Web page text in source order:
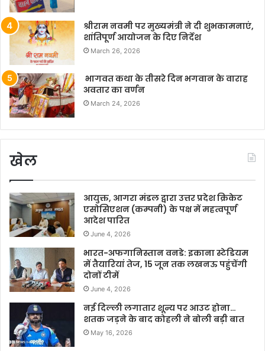
श्रीराम नवमी पर मुख्यमंत्री ने दी शुभकामनाएं,
शांतिपूर्ण आयोजन के दिए निर्देश
March 26, 2026
भागवत कथा के तीसरे दिन भगवान के वाराह
अवतार का वर्णन
March 24, 2026
खेल
आयुक्त, आगरा मंडल द्वारा उत्तर प्रदेश क्रिकेट
एसोसिएशन (कम्पनी) के पक्ष में महत्वपूर्ण
आदेश पारित
June 4, 2026
भारत-अफगानिस्तान वनडे: इकाना स्टेडियम
में तैयारियां तेज, 15 जून तक लखनऊ पहुंचेंगी
दोनों टीमें
June 4, 2026
नई दिल्ली लगातार शून्य पर आउट होना…
शतक जड़ने के बाद कोहली ने बोली बड़ी बात
May 16, 2026